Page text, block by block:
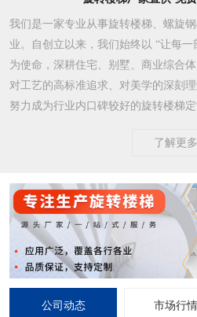
我们是一家专业从事旋转楼梯、螺旋
业。自创立以来，我们始终以 “让每
为使命，深耕住宅、别墅、商业综合
对工艺的高标准追求、对美学的深刻
努力成为行业内口碑较好的旋转楼梯定
了解更多
公司动态 市场行情